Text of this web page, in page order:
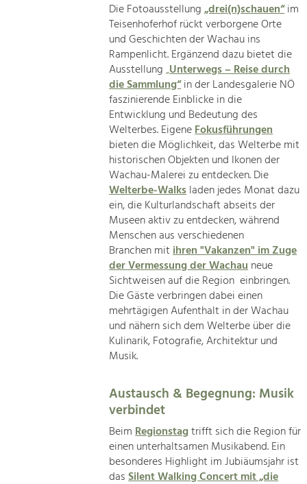
Die Fotoausstellung„drei(n)schauen“im
Teisenhoferhof rückt verborgene Orte
und Geschichten der Wachau ins
Rampenlicht. Ergänzend dazu bietet die
Ausstellung„Unterwegs – Reise durch
die Sammlung“in der Landesgalerie NÖ
faszinierende Einblicke in die
Entwicklung und Bedeutung des
Welterbes. EigeneFokusführungen
bieten die Möglichkeit, das Welterbe mit
historischen Objekten und Ikonen der
Wachau-Malerei zu entdecken. Die
Welterbe-Walksladen jedes Monat dazu
ein, die Kulturlandschaft abseits der
Museen aktiv zu entdecken, während
Menschen aus verschiedenen
Branchen mitihren "Vakanzen" im Zuge
der Vermessung der Wachauneue
Sichtweisen auf die Region einbringen.
Die Gäste verbringen dabei einen
mehrtägigen Aufenthalt in der Wachau
und nähern sich dem Welterbe über die
Kulinarik, Fotografie, Architektur und
Musik.
Austausch & Begegnung: Musik
verbindet
BeimRegionstagtrifft sich die Region für
einen unterhaltsamen Musikabend. Ein
besonderes Highlight im Jubiäumsjahr ist
dasSilent Walking Concert mit „die